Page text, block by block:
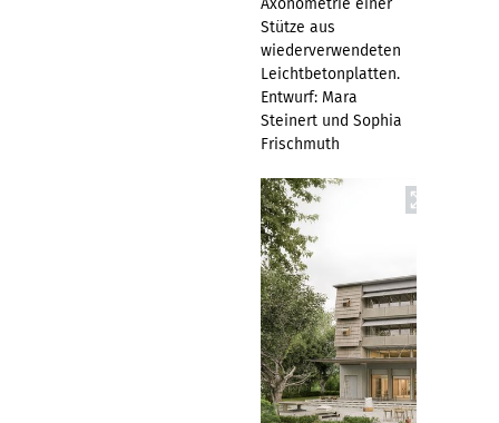
Axonometrie einer
Stütze aus
wiederverwendeten
Leichtbetonplatten.
Entwurf: Mara
Steinert und Sophia
Frischmuth